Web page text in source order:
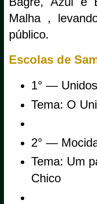
Malha ,
público.
Escolas de
1° —
Tema: O
2° —
Tema: Um
Chico